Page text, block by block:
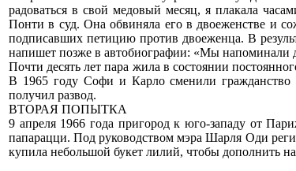
радоваться в свой медовый месяц, я плакала
Понти в суд. Она обвиняла его в двоеженстве и
подписавших петицию против двоеженца. В
напишет позже в автобиографии: «Мы напоминали
Почти десять лет пара жила в состоянии
В 1965 году Софи и Карло сменили
получил развод.
ВТОРАЯ ПОПЫТКА
9 апреля 1966 года пригород к юго-западу от
папарацци. Под руководством мэра Шарля Оди
купила небольшой букет лилий, чтобы дополнить